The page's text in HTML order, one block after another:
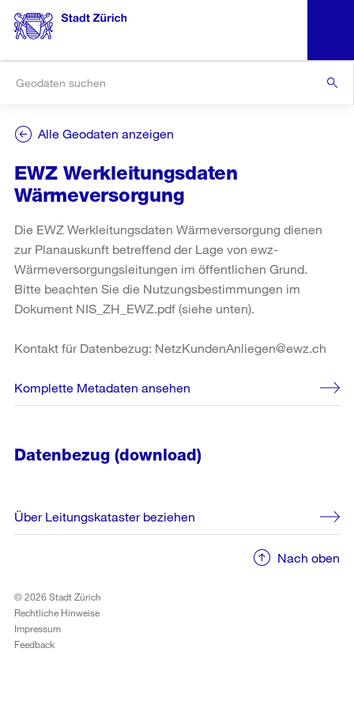
Alle Geodaten anzeigen
EWZ Werkleitungsdaten
Wärmeversorgung
Die EWZ Werkleitungsdaten Wärmeversorgung dienen
zur Planauskunft betreffend der Lage von ewz-
Wärmeversorgungsleitungen im öffentlichen Grund.
Bitte beachten Sie die Nutzungsbestimmungen im
Dokument NIS_ZH_EWZ.pdf (siehe unten).
Kontakt für Datenbezug: NetzKundenAnliegen@ewz.ch
Komplette Metadaten ansehen
Datenbezug (download)
Über Leitungskataster beziehen
Nach oben
© 2026 Stadt Zürich
Rechtliche Hinweise
Impressum
Feedback